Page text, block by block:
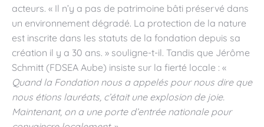
acteurs. « Il n’y a pas de patrimoine bâti préservé dans
un environnement dégradé. La protection de la nature
est inscrite dans les statuts de la fondation depuis sa
création il y a 30 ans. » souligne-t-il. Tandis que Jérôme
Schmitt (FDSEA Aube) insiste sur la fierté locale : «
Quand la Fondation nous a appelés pour nous dire que
nous étions lauréats, c’était une explosion de joie.
Maintenant, on a une porte d’entrée nationale pour